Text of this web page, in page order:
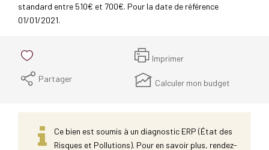
standard entre 510€ et 700€. Pour la date de référence
01/01/2021.
Imprimer
Partager
Calculer mon budget
Ce bien est soumis à un diagnostic ERP (État des
Risques et Pollutions). Pour en savoir plus, rendez-